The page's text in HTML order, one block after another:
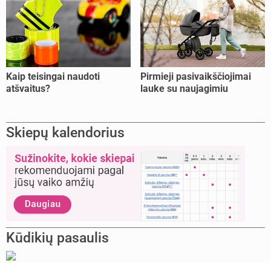
Kaip teisingai naudoti
atšvaitus?
Pirmieji pasivaikščiojimai
lauke su naujagimiu
Skiepų kalendorius
Kūdikių pasaulis